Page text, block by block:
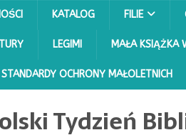
KATALOG FILIE
LEGIMI MAŁA KSIĄŻKA
STANDARDY OCHRONY MAŁOLETNICH
Tydzień